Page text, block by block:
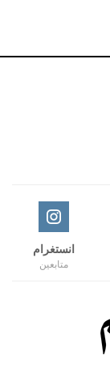
انستغرام
متابعين